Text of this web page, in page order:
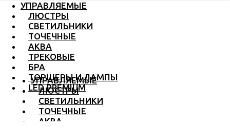
УПРАВЛЯЕМЫЕ
ЛЮСТРЫ
СВЕТИЛЬНИКИ
ТОЧЕЧНЫЕ
АКВА
ТРЕКОВЫЕ
БРА
ТОРШЕРЫ И ЛАМПЫ
LED PREMIUM
УПРАВЛЯЕМЫЕ
ЛЮСТРЫ
СВЕТИЛЬНИКИ
ТОЧЕЧНЫЕ
АКВА